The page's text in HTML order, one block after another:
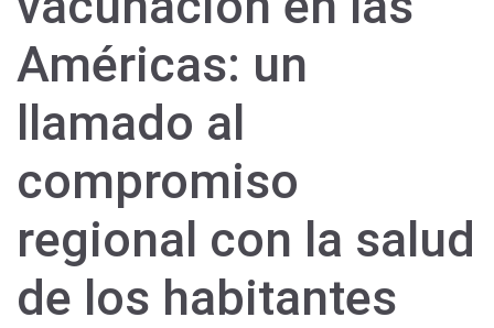
Américas: un
llamado al
compromiso
regional con la salud
de los habitantes